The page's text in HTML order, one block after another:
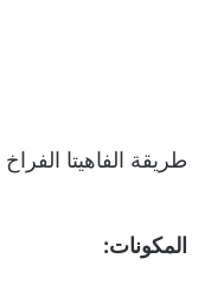
طريقة الفاهيتا
المكونات: